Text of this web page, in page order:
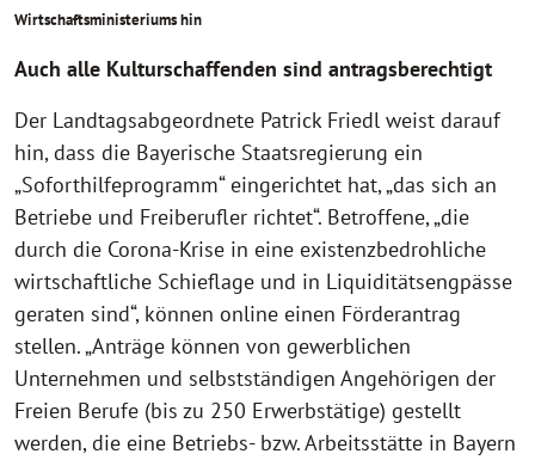
Wirtschaftsministeriums hin
Auch alle Kulturschaffenden sind antragsberechtigt
Der Landtagsabgeordnete Patrick Friedl weist darauf
hin, dass die Bayerische Staatsregierung ein
„Soforthilfeprogramm“ eingerichtet hat, „das sich an
Betriebe und Freiberufler richtet“. Betroffene, „die
durch die Corona-Krise in eine existenzbedrohliche
wirtschaftliche Schieflage und in Liquiditätsengpässe
geraten sind“, können online einen Förderantrag
stellen. „Anträge können von gewerblichen
Unternehmen und selbstständigen Angehörigen der
Freien Berufe (bis zu 250 Erwerbstätige) gestellt
werden, die eine Betriebs- bzw. Arbeitsstätte in Bayern